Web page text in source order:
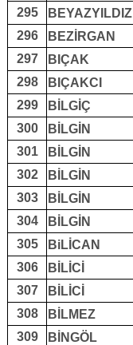
295
BEYAZYILDIZ
296
BEZİRGAN
297
BIÇAK
298
BIÇAKCI
299
BİLGİÇ
300
BİLGİN
301
BİLGİN
302
BİLGİN
303
BİLGİN
304
BİLGİN
305
BiLİCAN
306
BİLİCİ
307
BİLİCİ
308
BİLMEZ
309
BİNGÖL